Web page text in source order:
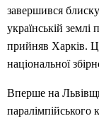
завершився
українській
прийняв Харків.
національної
Вперше на
паралімпійського